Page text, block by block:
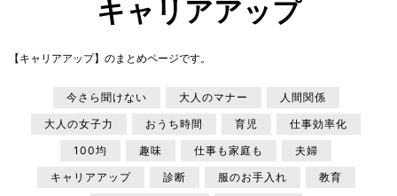
キャリアアップ
【キャリアアップ】のまとめページです。
今さら聞けない 大人のマナー
人間関係
大人の女子力
おうち時間 育児
仕事効率化
100均
趣味 仕事も家庭も
夫婦
キャリアアップ
診断 服のお手入れ
教育